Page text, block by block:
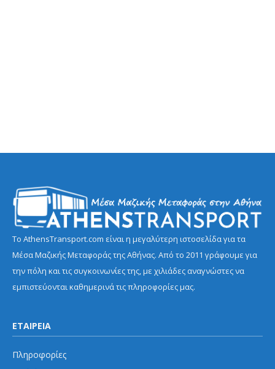
Το AthensTransport.com είναι η μεγαλύτερη ιστοσελίδα για τα
Μέσα Μαζικής Μεταφοράς της Αθήνας. Από το 2011 γράφουμε για
την πόλη και τις συγκοινωνίες της, με χιλιάδες αναγνώστες να
εμπιστεύονται καθημερινά τις πληροφορίες μας.
ΕΤΑΙΡΕΙΑ
Πληροφορίες